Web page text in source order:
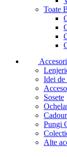
Toate
Idei de
Sosete
Pungi
Alte